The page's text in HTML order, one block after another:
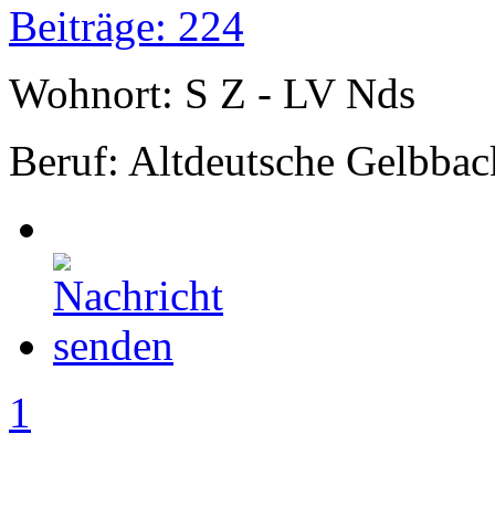
Beiträge: 224
Wohnort: S Z - LV Nds
Beruf: Altdeutsche
1